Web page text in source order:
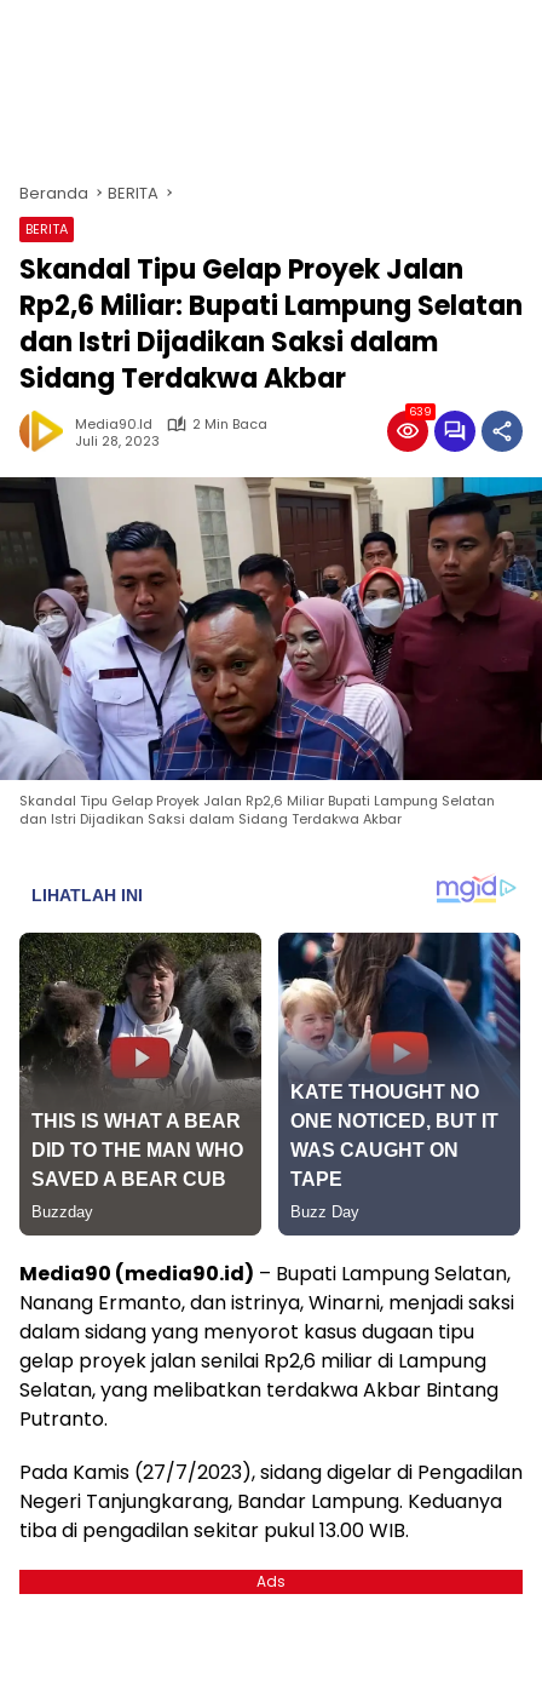
Beranda BERITA
BERITA
Skandal Tipu Gelap Proyek Jalan
Rp2,6 Miliar: Bupati Lampung Selatan
dan Istri Dijadikan Saksi dalam
Sidang Terdakwa Akbar
Media90.id
2 Min Baca
Juli 28, 2023
639
Skandal Tipu Gelap Proyek Jalan Rp2,6 Miliar Bupati Lampung Selatan
dan Istri Dijadikan Saksi dalam Sidang Terdakwa Akbar
Media90 (media90.id) – Bupati Lampung Selatan,
Nanang Ermanto, dan istrinya, Winarni, menjadi saksi
dalam sidang yang menyorot kasus dugaan tipu
gelap proyek jalan senilai Rp2,6 miliar di Lampung
Selatan, yang melibatkan terdakwa Akbar Bintang
Putranto.
Pada Kamis (27/7/2023), sidang digelar di Pengadilan
Negeri Tanjungkarang, Bandar Lampung. Keduanya
tiba di pengadilan sekitar pukul 13.00 WIB.
Ads